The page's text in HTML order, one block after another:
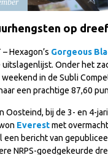
overschrijven paspoort
op naam
Regulation
Praktijken
op
– Hexagon’s Gorgeous
uitslagenlijst. Onder het
in de Subli
een prachtige 87,60
Oosteind, bij de 3- en 4-
Everestmet
een bericht van
NRPS-goedgekeurde